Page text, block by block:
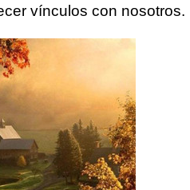
vínculos con nosotros.